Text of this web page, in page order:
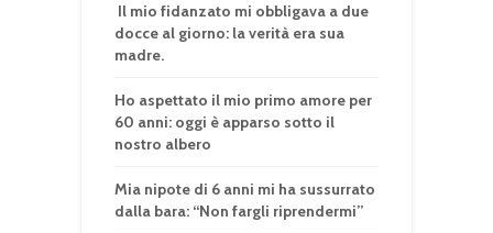
Il mio fidanzato mi obbligava a due
docce al giorno: la verità era sua
madre.
Ho aspettato il mio primo amore per
60 anni: oggi è apparso sotto il
nostro albero
Mia nipote di 6 anni mi ha sussurrato
dalla bara: “Non fargli riprendermi”